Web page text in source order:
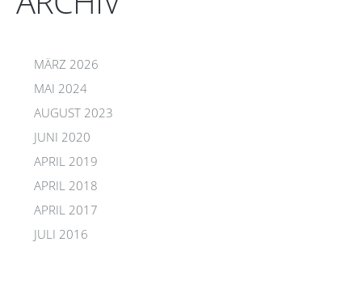
MÄRZ 2026
MAI 2024
AUGUST 2023
JUNI 2020
APRIL 2019
APRIL 2018
APRIL 2017
JULI 2016